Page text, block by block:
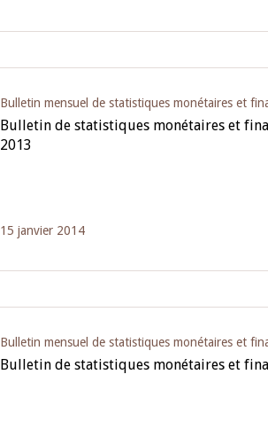
Bulletin mensuel de statistiques monétaires et
Bulletin de statistiques monétaires et
2013
15 janvier 2014
Bulletin mensuel de statistiques monétaires et
Bulletin de statistiques monétaires et